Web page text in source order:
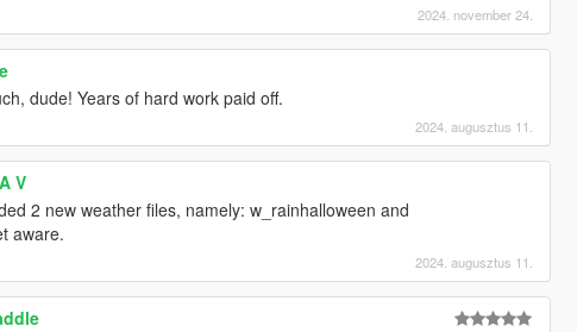
2024. november 24.
dude! Years of hard work paid off.
2024. augusztus 11.
V
2 new weather files, namely: w_rainhalloween and
aware.
2024. augusztus 11.